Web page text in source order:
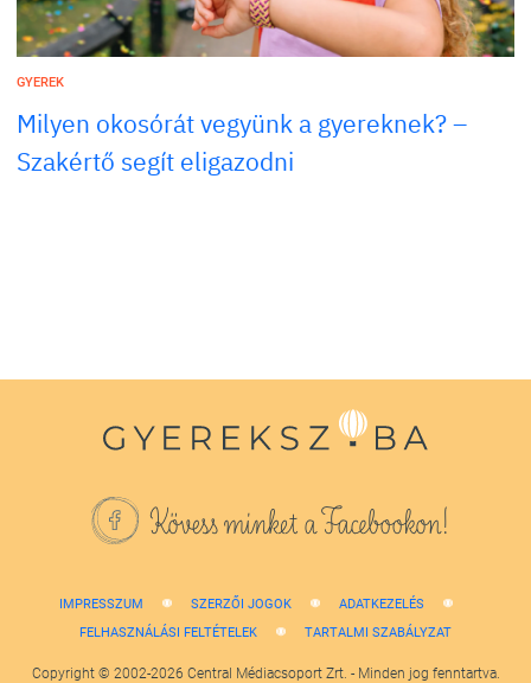
GYEREK
Milyen okosórát vegyünk a gyereknek? –
Szakértő segít eligazodni
Kövess minket a Facebookon!
IMPRESSZUM SZERZŐI JOGOK
ADATKEZELÉS
FELHASZNÁLÁSI FELTÉTELEK
TARTALMI SZABÁLYZAT
Copyright © 2002-2026 Central Médiacsoport Zrt. - Minden jog fenntartva.